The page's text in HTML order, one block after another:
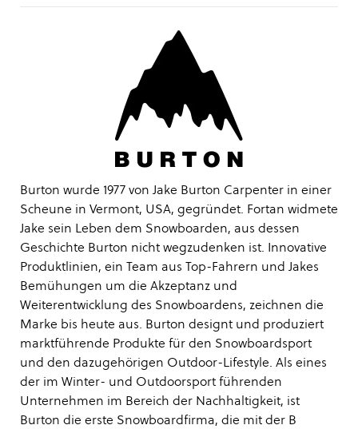
Burton wurde 1977 von Jake Burton Carpenter in einer
Scheune in Vermont, USA, gegründet. Fortan widmete
Jake sein Leben dem Snowboarden, aus dessen
Geschichte Burton nicht wegzudenken ist. Innovative
Produktlinien, ein Team aus Top-Fahrern und Jakes
Bemühungen um die Akzeptanz und
Weiterentwicklung des Snowboardens, zeichnen die
Marke bis heute aus. Burton designt und produziert
marktführende Produkte für den Snowboardsport
und den dazugehörigen Outdoor-Lifestyle. Als eines
der im Winter- und Outdoorsport führenden
Unternehmen im Bereich der Nachhaltigkeit, ist
Burton die erste Snowboardfirma, die mit der B